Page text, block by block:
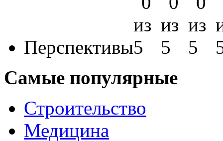
Перспективы
Самые популярные
Строительство
Медицина